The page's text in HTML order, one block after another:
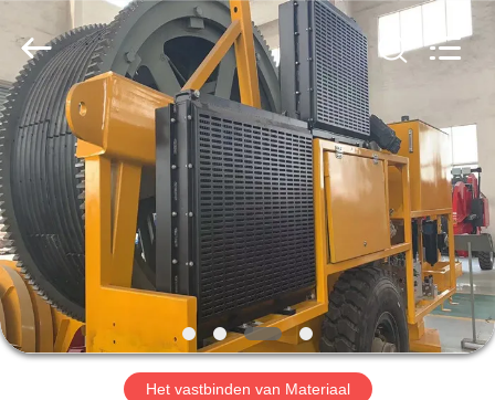
HUIS
PRODUCTEN
OVER
ONS
FABRIEKSTOCHT
industry
limited.
Rights
Reserved.
Het vastbinden van Materiaal